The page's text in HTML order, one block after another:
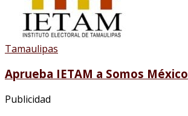
Tamaulipas
Aprueba IETAM a Somos México
Publicidad